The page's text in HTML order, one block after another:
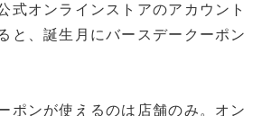
式オンラインストアのアカウント
と、誕生月にバースデークーポン
ポンが使えるのは店舗のみ。オン